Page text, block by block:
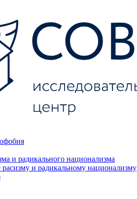
и радикального национализма
и радикальному национализму